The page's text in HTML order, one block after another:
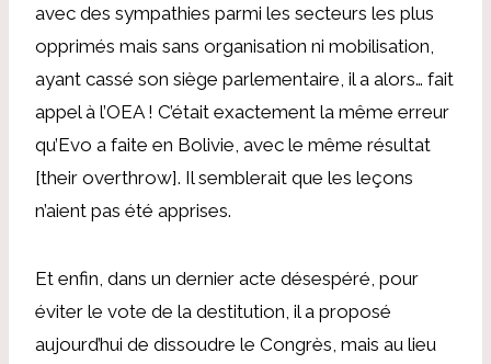
avec des sympathies parmi les secteurs les plus
opprimés mais sans organisation ni mobilisation,
ayant cassé son siège parlementaire, il a alors… fait
appel à l’OEA ! C’était exactement la même erreur
qu’Evo a faite en Bolivie, avec le même résultat
[their overthrow]. Il semblerait que les leçons
n’aient pas été apprises.
Et enfin, dans un dernier acte désespéré, pour
éviter le vote de la destitution, il a proposé
aujourd’hui de dissoudre le Congrès, mais au lieu